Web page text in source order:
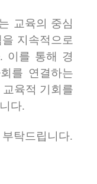
교육의 중심
지속적으로
이를 통해 경
를 연결하는
육적 기회를
다.
탁드립니다.